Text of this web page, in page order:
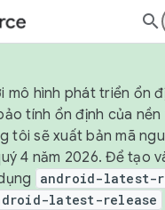
mô hình phát triển ổn
tính ổn định của
tôi sẽ xuất bản mã
4 năm 2026. Để tạo
android-latest-
latest-release